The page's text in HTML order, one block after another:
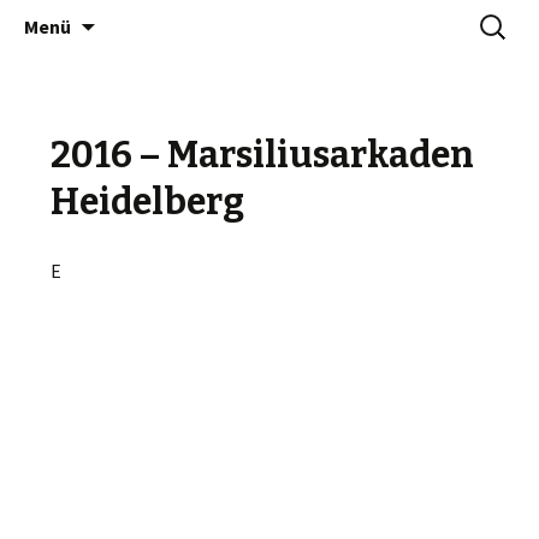
NINA JOANNA BERGOLD
Menü
Suchen
nach:
2016 – Marsiliusarkaden
Heidelberg
E